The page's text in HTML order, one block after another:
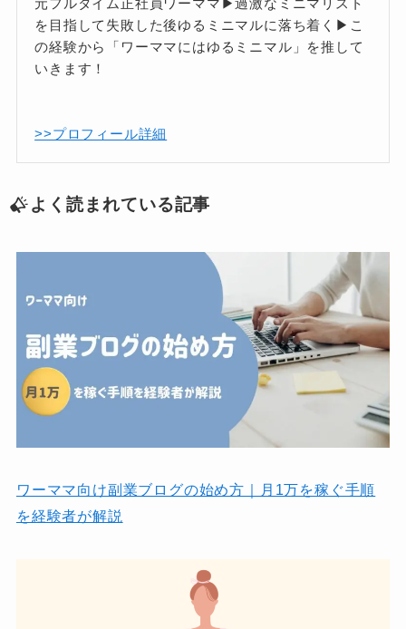
を目指して失敗した後ゆるミニマルに落ち着く▶こ
の経験から「ワーママにはゆるミニマル」を推して
いきます！
>>プロフィール詳細
よく読まれている記事
ワーママ向け副業ブログの始め方｜月1万を稼ぐ手順
を経験者が解説